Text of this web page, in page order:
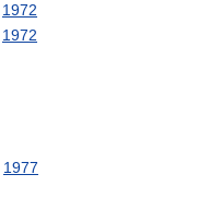
1972
1972
1977